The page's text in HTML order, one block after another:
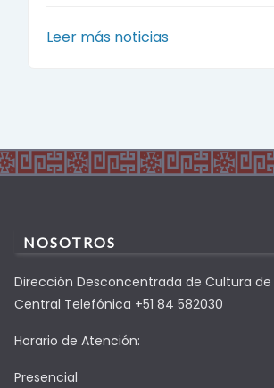
Leer más noticias
NOSOTROS
Dirección Desconcentrada de Cultura de
Central Telefónica +51 84 582030
Horario de Atención:
Presencial